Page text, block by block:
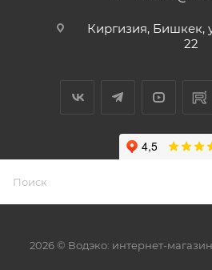
Киргизия, Бишкек,
22
2026 © Водэко: интернет-